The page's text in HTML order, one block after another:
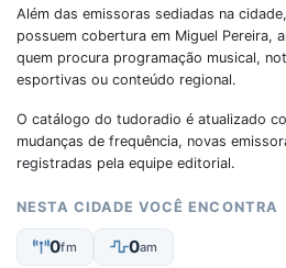
Além das emissoras sediadas na
possuem cobertura em Miguel Pereira,
quem procura programação musical,
esportivas ou conteúdo regional.
O catálogo do tudoradio é atualizado
mudanças de frequência, novas
registradas pela equipe editorial.
NESTA CIDADE VOCÊ ENCONTRA
0fm 0am